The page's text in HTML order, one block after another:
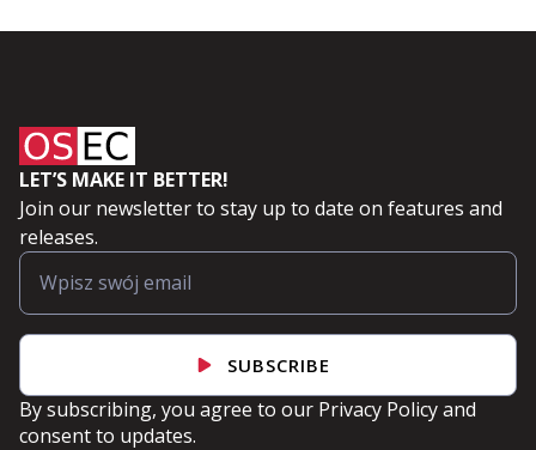
LET’S MAKE IT BETTER!
Join our newsletter to stay up to date on features and
releases.
SUBSCRIBE
By subscribing, you agree to our Privacy Policyand
consent to updates.